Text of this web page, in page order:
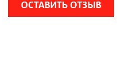
ОСТАВИТЬ ОТЗЫВ